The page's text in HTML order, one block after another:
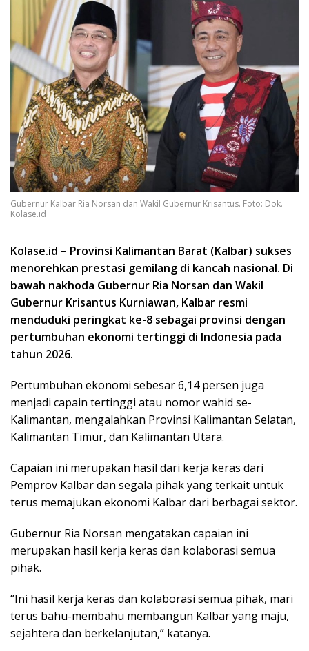
Gubernur Kalbar Ria Norsan dan Wakil Gubernur Krisantus. Foto: Dok.
Kolase.id
Kolase.id – Provinsi Kalimantan Barat (Kalbar) sukses
menorehkan prestasi gemilang di kancah nasional. Di
bawah nakhoda Gubernur Ria Norsan dan Wakil
Gubernur Krisantus Kurniawan, Kalbar resmi
menduduki peringkat ke-8 sebagai provinsi dengan
pertumbuhan ekonomi tertinggi di Indonesia pada
tahun 2026.
Pertumbuhan ekonomi sebesar 6,14 persen juga
menjadi capain tertinggi atau nomor wahid se-
Kalimantan, mengalahkan Provinsi Kalimantan Selatan,
Kalimantan Timur, dan Kalimantan Utara.
Capaian ini merupakan hasil dari kerja keras dari
Pemprov Kalbar dan segala pihak yang terkait untuk
terus memajukan ekonomi Kalbar dari berbagai sektor.
Gubernur Ria Norsan mengatakan capaian ini
merupakan hasil kerja keras dan kolaborasi semua
pihak.
“Ini hasil kerja keras dan kolaborasi semua pihak, mari
terus bahu-membahu membangun Kalbar yang maju,
sejahtera dan berkelanjutan,” katanya.